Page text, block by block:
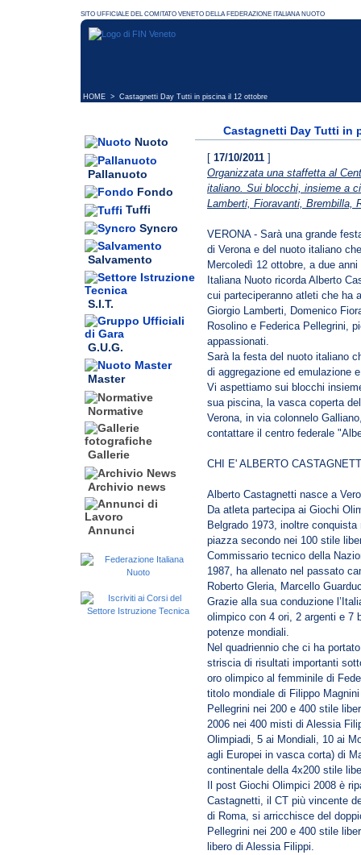
HOME > Castagnetti Day Tutti in piscina il 12 ottobre
Nuoto
Pallanuoto
Fondo
Tuffi
Syncro
Salvamento
S.I.T.
G.U.G.
Master
Normative
Gallerie
Archivio news
Annunci
Castagnetti Day Tutti in
[ 17/10/2011 ]
Organizzata una staffetta al
italiano. Sui blocchi, insieme a
Lamberti, Fioravanti, Brembilla,
VERONA - Sarà una grande
di Verona e del nuoto italiano
Mercoledì 12 ottobre, a due
Italiana Nuoto ricorda Alberto
cui parteciperanno atleti che ha
Giorgio Lamberti, Domenico
Rosolino e Federica Pellegrini,
appassionati.
Sarà la festa del nuoto italiano
di aggregazione ed emulazione
Vi aspettiamo sui blocchi
sua piscina, la vasca coperta
Verona, in via colonnelo
contattare il centro federale
CHI E' ALBERTO
Alberto Castagnetti nasce a
Da atleta partecipa ai Giochi
Belgrado 1973, inoltre
piazza secondo nei 100 stile
Commissario tecnico della
1987, ha allenato nel passato
Roberto Gleria, Marcello
Grazie alla sua conduzione
olimpico con 4 ori, 2 argenti e 7
potenze mondiali.
Nel quadriennio che ci ha
striscia di risultati importanti
oro olimpico al femminile di
titolo mondiale di Filippo
Pellegrini nei 200 e 400 stile
2006 nei 400 misti di Alessia
Olimpiadi, 5 ai Mondiali, 10 ai
agli Europei in vasca corta) di
continentale della 4x200 stile
Il post Giochi Olimpici 2008 è
Castagnetti, il CT più vincente
di Roma, si arricchisce del
Pellegrini nei 200 e 400 stile
libero di Alessia Filippi.